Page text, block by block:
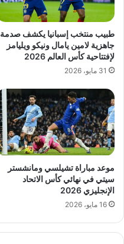
طبيب منتخب إسبانيا يكشف صدمة
جاهزية لامين يامال ونيكو ويليامز
لإفتتاحية كأس العالم 2026
31 مايو، 2026
موعد مباراة تشيلسي ومانشستر
سيتي في نهائي كأس الاتحاد
الإنجليزي 2026
16 مايو، 2026